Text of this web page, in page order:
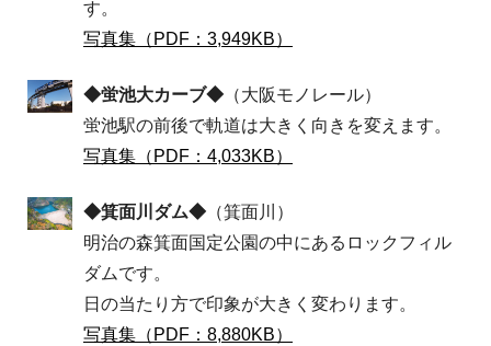
す。
写真集（PDF：3,949KB）
◆蛍池大カーブ◆ （大阪モノレール）
蛍池駅の前後で軌道は大きく向きを変えます。
写真集（PDF：4,033KB）
◆箕面川ダム◆ （箕面川）
明治の森箕面国定公園の中にあるロックフィル
ダムです。
日の当たり方で印象が大きく変わります。
写真集（PDF：8,880KB）